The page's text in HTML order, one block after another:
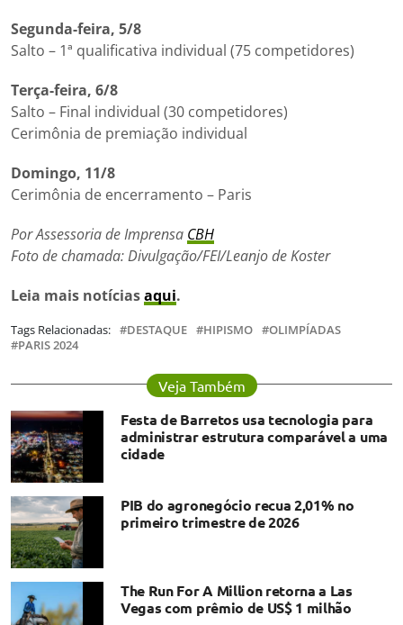
Segunda-feira, 5/8
Salto – 1ª qualificativa individual (75 competidores)
Terça-feira, 6/8
Salto – Final individual (30 competidores)
Cerimônia de premiação individual
Domingo, 11/8
Cerimônia de encerramento – Paris
Por Assessoria de Imprensa CBH
Foto de chamada: Divulgação/FEI/Leanjo de Koster
Leia mais notíciasaqui.
Tags Relacionadas: DESTAQUE HIPISMO
OLIMPÍADAS
PARIS 2024
Veja Também
Festa de Barretos usa tecnologia para
administrar estrutura comparável a uma
cidade
PIB do agronegócio recua 2,01% no
primeiro trimestre de 2026
The Run For A Million retorna a Las
Vegas com prêmio de US$ 1 milhão